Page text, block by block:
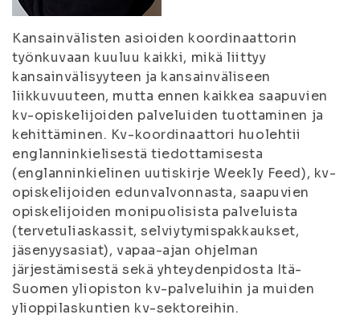
Kansainvälisten asioiden koordinaattorin
työnkuvaan kuuluu kaikki, mikä liittyy
kansainvälisyyteen ja kansainväliseen
liikkuvuuteen, mutta ennen kaikkea saapuvien
kv-opiskelijoiden palveluiden tuottaminen ja
kehittäminen. Kv-koordinaattori huolehtii
englanninkielisestä tiedottamisesta
(englanninkielinen uutiskirje Weekly Feed), kv-
opiskelijoiden edunvalvonnasta, saapuvien
opiskelijoiden monipuolisista palveluista
(tervetuliaskassit, selviytymispakkaukset,
jäsenyysasiat), vapaa-ajan ohjelman
järjestämisestä sekä yhteydenpidosta Itä-
Suomen yliopiston kv-palveluihin ja muiden
ylioppilaskuntien kv-sektoreihin.